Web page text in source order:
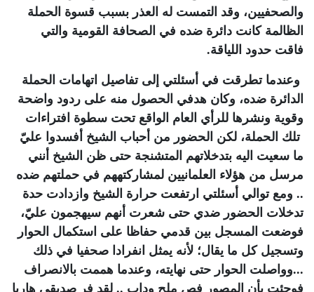
والصحفيين، وقد التمست له العذر بسبب قسوة الحملة
الظالمة كانت دائرة ضده في الصحافة القومية والتي
فاقت حدود اللياقة.
وعندما تطرقت في أسئلتي إلى تفاصيل اتهامات الحملة
الدائرة ضده، وكان هدفي الحصول منه على ردود واضحة
وقوية ونشرها للرأي العام الواقع تحت سطوة افتراءات
تلك الحملة، لكن الحضور من أحباب الشيخ أفسدوا عليّ
ما سعيت اليه بتدخلاتهم المتشنجة حتى ظن الشيخ أنني
مرسل من هؤلاء العلمانيين لمشاركتههم في حملتهم ضده
.. ومع توالي أسئلتي ارتفعت حرارة الشيخ وازدادت حدة
تدخلات الحضور ضدي حتى شعرت أنهم سيهجمون عليّ،
فوضعت المسجل بين قدمي حفاظا على استكمال الحوار
وتسجيل كل ما يقال؛ لأنه يمثل انفرادا صحفيا في ذلك
...وواصلت الحوار حتى نهايته، وعندما هممت بالانصراف
فوجئت بأن المصور فص ملح وداب .. لقد فر صديقي هاربا